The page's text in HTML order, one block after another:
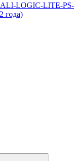
LOGIC-LITE-PS-
года)